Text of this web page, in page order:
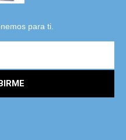
para ti.